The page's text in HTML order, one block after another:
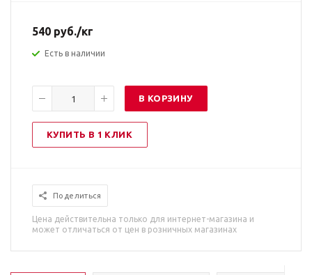
540 руб./кг
Есть в наличии
В КОРЗИНУ
КУПИТЬ В 1 КЛИК
Поделиться
Цена действительна только для интернет-магазина и
может отличаться от цен в розничных магазинах